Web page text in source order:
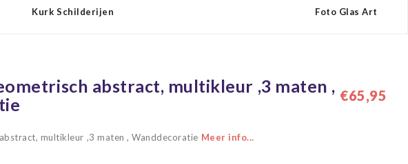
Kurk Schilderijen Foto Glas Art
abstract, multikleur ,3 maten , €65,95
multikleur ,3 maten , Wanddecoratie Meer info...